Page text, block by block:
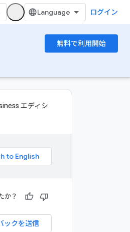
ログイン
無料で利用開始
エディシ
か？
ックを送信